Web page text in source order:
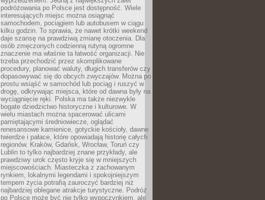
podróżowania po Polsce jest dostępność. Wiele
interesujących miejsc można osiągnąć
samochodem, pociągiem lub autobusem w ciągu
kilku godzin. To sprawia, że nawet krótki weekend
daje szansę na prawdziwą zmianę otoczenia. Dla
osób zmęczonych codzienną rutyną ogromne
znaczenie ma właśnie ta łatwość organizacji. Nie
trzeba przechodzić przez skomplikowane
procedury, planować waluty, długich transferów czy
dopasowywać się do obcych zwyczajów. Można po
prostu wsiąść w samochód lub pociąg i ruszyć w
drogę, odkrywając miejsca, które od dawna były na
wyciągnięcie ręki. Polska ma także niezwykle
bogate dziedzictwo historyczne i kulturowe. W
wielu miastach można spacerować ulicami
pamiętającymi średniowiecze, oglądać
renesansowe kamienice, gotyckie kościoły, dawne
twierdze i pałace, które opowiadają historię całych
regionów. Kraków, Gdańsk, Wrocław, Toruń czy
Lublin to tylko najbardziej znane przykłady, ale
prawdziwy urok często kryje się w mniejszych
miejscowościach. Miasteczka z zachowanym
rynkiem, lokalnymi legendami i spokojniejszym
tempem życia potrafią zauroczyć bardziej niż
najbardziej oblegane atrakcje turystyczne. Podróż
po Polsce może być nie tylko wypoczynkiem, ale